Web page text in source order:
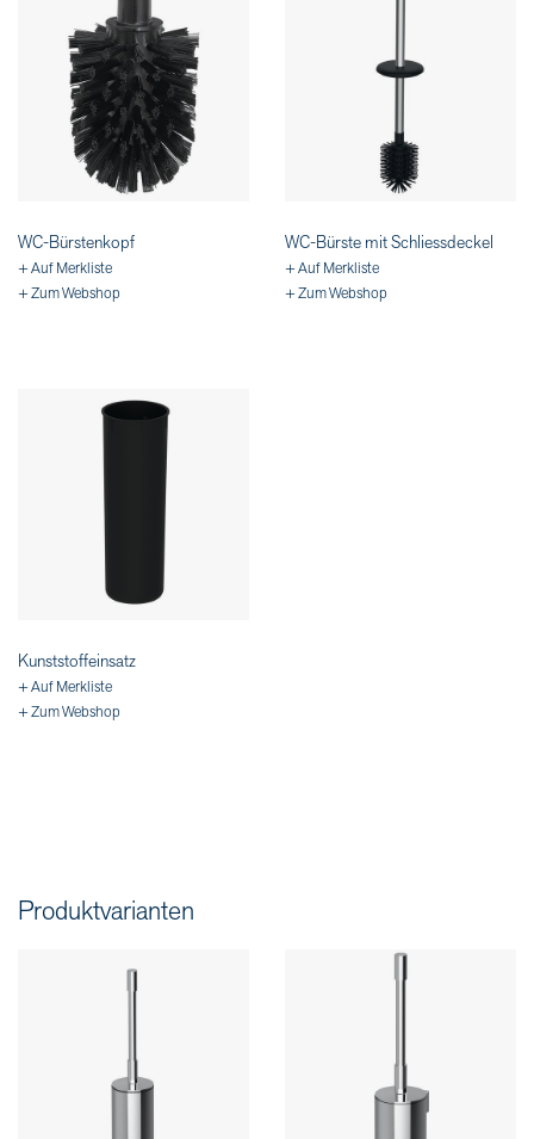
WC-Bürstenkopf
+ Auf Merkliste
+ Zum Webshop
WC-Bürste mit Schliessdeckel
+ Auf Merkliste
+ Zum Webshop
Kunststoffeinsatz
+ Auf Merkliste
+ Zum Webshop
Produktvarianten